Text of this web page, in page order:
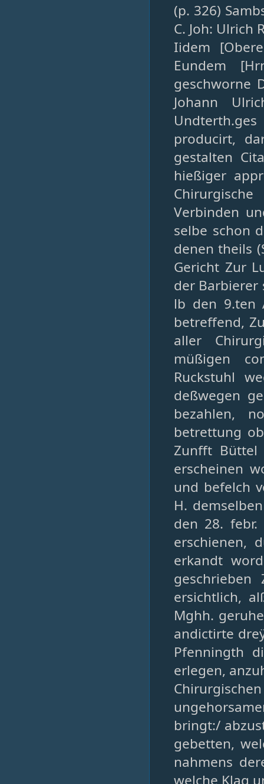
(p. 326)
C. Joh: Ulrich
Iidem
Eundem
geschworne
Johann
producirt,
gestalten
hießiger
Verbinden
selbe schon
denen theils
Gericht Zur
der Barbierer
lb den 9.ten
betreffend,
aller
müßigen
Ruckstuhl
deßwegen
bezahlen,
betrettung
Zunfft Büttel
erscheinen
und befelch
H.
den 28.
erschienen,
erkandt
ersichtlich,
Mghh.
andictirte
Pfenningth
erlegen,
bringt:/
gebetten,
nahmens
welche Klag